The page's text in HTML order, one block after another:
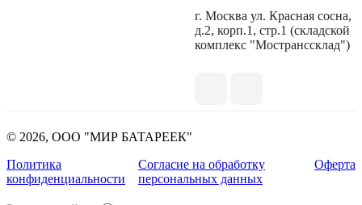
г. Москва ул. Красная сосна,
д.2, корп.1, стр.1 (складской
комплекс "Мостранссклад")
© 2026, ООО "МИР БАТАРЕЕК"
Политика
конфиденциальности
Согласие на обработку
персональных данных
Оферта